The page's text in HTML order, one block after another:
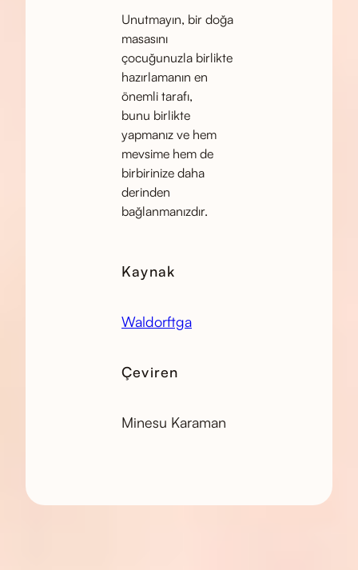
Unutmayın, bir doğa
masasını
çocuğunuzla birlikte
hazırlamanın en
önemli tarafı,
bunu birlikte
yapmanız ve hem
mevsime hem de
birbirinize daha
derinden
bağlanmanızdır.
Kaynak
Waldorftga
Çeviren
Minesu Karaman